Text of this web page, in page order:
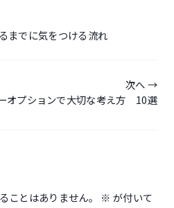
までに気をつける流れ
次へ
オプションで大切な考え方 10選
ことはありません。 ※ が付いて